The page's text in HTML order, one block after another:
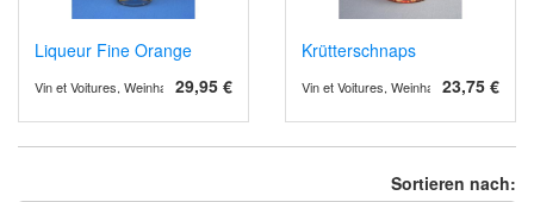
Liqueur Fine Orange
29,95 €
Vin et Voitures, Weinhandel und Weinimport
Krütterschnaps
23,75 €
Vin et Voitures, Weinhandel und
Sortieren nach: